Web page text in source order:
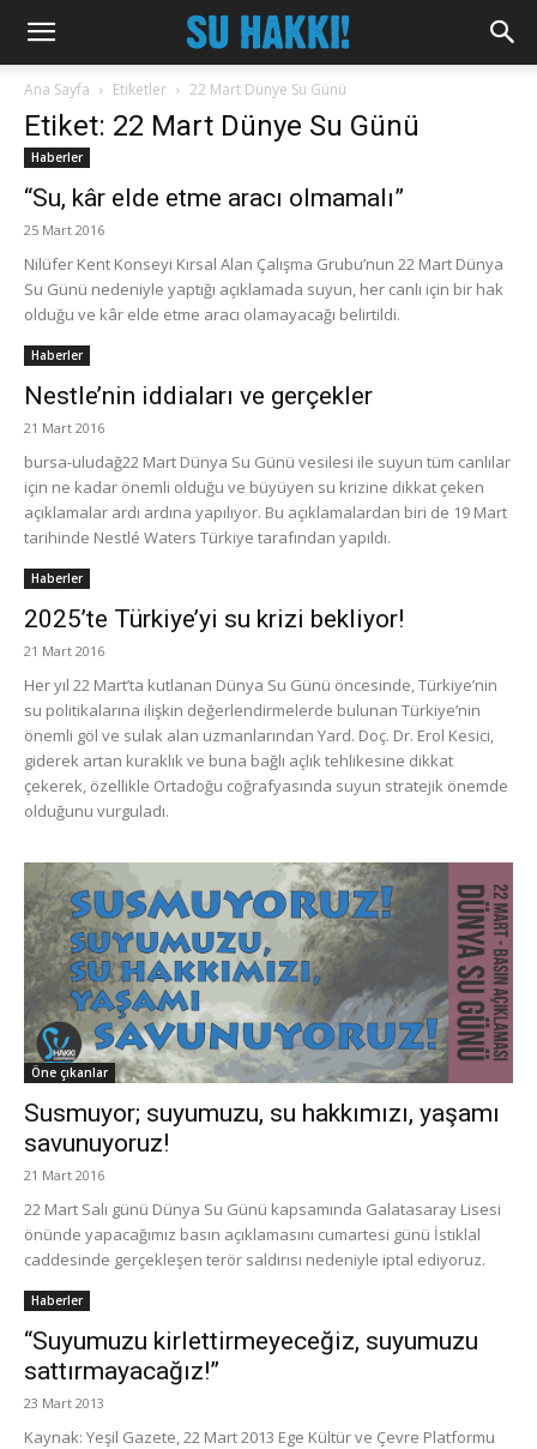
Ana Sayfa Etiketler 22 Mart Dünye Su Günü
Etiket: 22 Mart Dünye Su Günü
Haberler
“Su, kâr elde etme aracı olmamalı”
25 Mart 2016
Nilüfer Kent Konseyi Kırsal Alan Çalışma Grubu’nun 22 Mart Dünya
Su Günü nedeniyle yaptığı açıklamada suyun, her canlı için bir hak
olduğu ve kâr elde etme aracı olamayacağı belirtildi.
Haberler
Nestle’nin iddiaları ve gerçekler
21 Mart 2016
bursa-uludağ22 Mart Dünya Su Günü vesilesi ile suyun tüm canlılar
için ne kadar önemli olduğu ve büyüyen su krizine dikkat çeken
açıklamalar ardı ardına yapılıyor. Bu açıklamalardan biri de 19 Mart
tarihinde Nestlé Waters Türkiye tarafından yapıldı.
Haberler
2025’te Türkiye’yi su krizi bekliyor!
21 Mart 2016
Her yıl 22 Mart’ta kutlanan Dünya Su Günü öncesinde, Türkiye’nin
su politikalarına ilişkin değerlendirmelerde bulunan Türkiye’nin
önemli göl ve sulak alan uzmanlarından Yard. Doç. Dr. Erol Kesici,
giderek artan kuraklık ve buna bağlı açlık tehlikesine dikkat
çekerek, özellikle Ortadoğu coğrafyasında suyun stratejik önemde
olduğunu vurguladı.
Öne çıkanlar
Susmuyor; suyumuzu, su hakkımızı, yaşamı
savunuyoruz!
21 Mart 2016
22 Mart Salı günü Dünya Su Günü kapsamında Galatasaray Lisesi
önünde yapacağımız basın açıklamasını cumartesi günü İstiklal
caddesinde gerçekleşen terör saldırısı nedeniyle iptal ediyoruz.
Haberler
“Suyumuzu kirlettirmeyeceğiz, suyumuzu
sattırmayacağız!”
23 Mart 2013
Kaynak: Yeşil Gazete, 22 Mart 2013 Ege Kültür ve Çevre Platformu